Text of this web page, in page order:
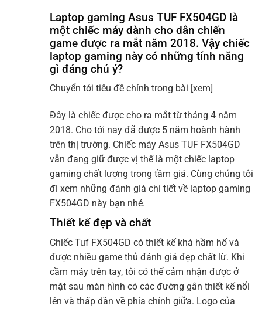
Laptop gaming Asus TUF FX504GD là
một chiếc máy dành cho dân chiến
game được ra mắt năm 2018. Vậy chiếc
laptop gaming này có những tính năng
gì đáng chú ý?
Chuyển tới tiêu đề chính trong bài [xem]
Đây là chiếc được cho ra mắt từ tháng 4 năm
2018. Cho tới nay đã được 5 năm hoành hành
trên thị trường. Chiếc máy Asus TUF FX504GD
vẫn đang giữ được vị thế là một chiếc laptop
gaming chất lượng trong tầm giá. Cùng chúng tôi
đi xem những đánh giá chi tiết về laptop gaming
FX504GD này bạn nhé.
Thiết kế đẹp và chất
Chiếc Tuf FX504GD có thiết kế khá hầm hố và
được nhiều game thủ đánh giá đẹp chất lừ. Khi
cầm máy trên tay, tôi có thể cảm nhận được ở
mặt sau màn hình có các đường gân thiết kế nổi
lên và thấp dần về phía chính giữa. Logo của